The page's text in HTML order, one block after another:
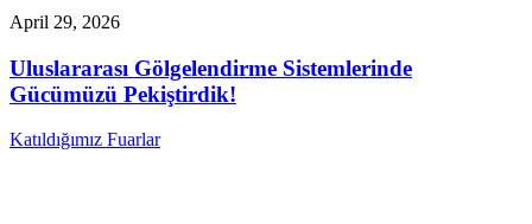
April 29, 2026
Uluslararası Gölgelendirme Sistemlerinde
Gücümüzü Pekiştirdik!
Katıldığımız Fuarlar